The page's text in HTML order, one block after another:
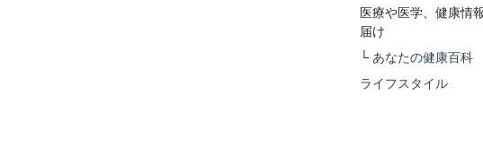
医療や医学、健康情
届け
└ あなたの健康百科
ライフスタイル